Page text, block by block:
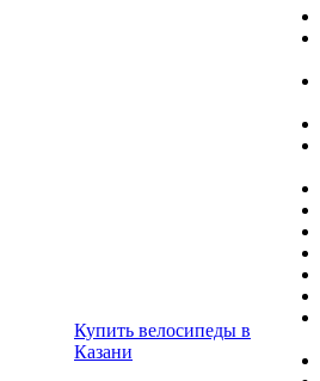
Купить велосипеды в
Казани